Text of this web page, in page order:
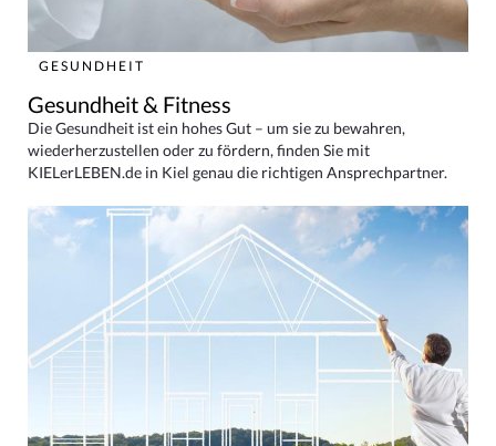
GESUNDHEIT
Gesundheit & Fitness
Die Gesundheit ist ein hohes Gut – um sie zu bewahren,
wiederherzustellen oder zu fördern, finden Sie mit
KIELerLEBEN.de in Kiel genau die richtigen Ansprechpartner.